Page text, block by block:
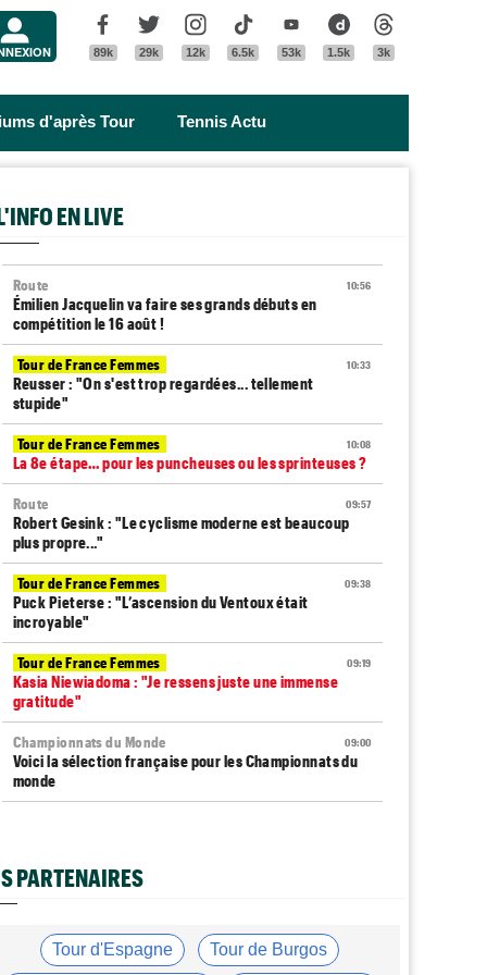
Facebook
89k
Twitter
29k
Instagram
12k
Tik Tok
6.5k
Youtube
53k
Dailymotion
1.5k 3k
d'après Tour Tennis Actu
EN LIVE
10:56
Route
Émilien Jacquelin va faire ses grands débuts en
compétition le 16 août !
10:33
Tour de France Femmes
Reusser : "On s'est trop regardées... tellement
stupide"
10:08
Tour de France Femmes
La 8e étape… pour les puncheuses ou les sprinteuses ?
09:57
Route
Robert Gesink : "Le cyclisme moderne est beaucoup
plus propre..."
09:38
Tour de France Femmes
Puck Pieterse : "L’ascension du Ventoux était
incroyable"
09:19
Tour de France Femmes
Kasia Niewiadoma : "Je ressens juste une immense
gratitude"
09:00
Championnats du Monde
Voici la sélection française pour les Championnats du
monde
Route
descente du Mont Ventoux
PARTENAIRES
Tour d'Espagne Tour de Burgos